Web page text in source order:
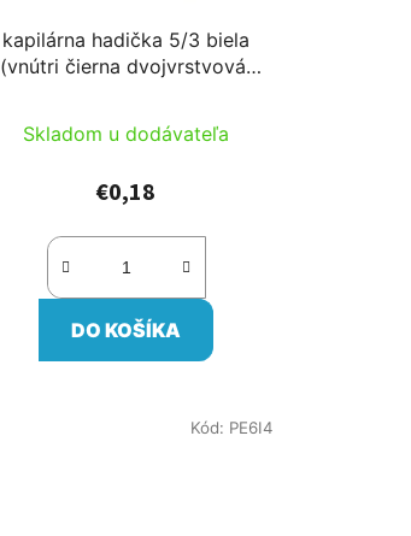
u
k
kapilárna hadička 5/3 biela
(vnútri čierna dvojvrstvová)
Skladom u dodávateľa
€0,18
DO KOŠÍKA
Kód: PE6I4